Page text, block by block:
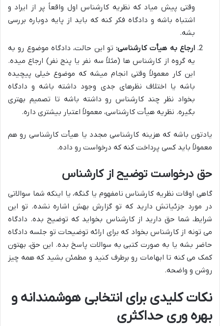
وقتی پیش میاد که نظریه کارشناس اول واقعاً پر از ایراد و
اشتباه باشه و دادگاه فکر کنه که باید از پایه دوباره بررسی
بشه.
ارجاع به هیأت کارشناسی:تو این حالت، دادگاه موضوع رو به
یه گروه از کارشناس ها (مثلاً سه نفر یا پنج نفر) ارجاع میده.
این کار معمولاً وقتی انجام میشه که موضوع خیلی پیچیده
باشه یا اختلاف نظرهای جدی وجود داشته باشه و دادگاه
بخواد نظر چند کارشناس رو داشته باشه تا تصمیم بهتری
بگیره. نظریه هیأت کارشناسی، معمولاً اعتبار بیشتری داره.
یادتون باشه که هزینه کارشناسی مجدد یا هیأت کارشناسی رو هم
معمولاً باید کسی پرداخت کنه که درخواست رو داده.
حق درخواست توضیح از کارشناس
گاهی اوقات نظریه کارشناس نامفهوم یا گنگه، یا اینکه شما سوالاتی
در مورد جزئیاتش دارید که تو گزارش بهش اشاره نشده. تو این
شرایط، شما حق دارید از کارشناس بخواید که توضیح بده. دادگاه
می تونه از کارشناس بخواد که برای ارائه توضیحات تو جلسه دادگاه
حاضر بشه یا به صورت کتبی به سوالات پاسخ بده. این حق، بهتون
کمک می کنه تا ابهامات رو برطرف کنید و مطمئن بشید که همه چیز
روشن و واضحه.
نکات کلیدی برای انتخابی هوشمندانه و
بهره وری حداکثری